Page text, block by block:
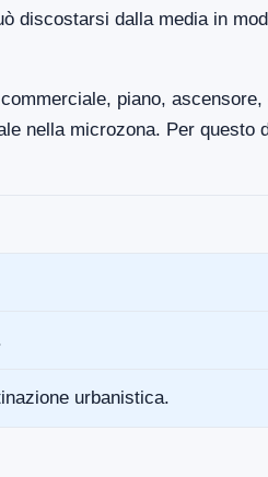
discostarsi dalla media in
piano, ascensore,
nella microzona. Per questo
urbanistica.